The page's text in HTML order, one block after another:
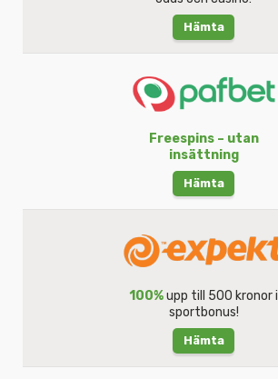
Hämta
Freespins – utan
insättning
Hämta
100%upp till 500 kronor i
sportbonus!
Hämta